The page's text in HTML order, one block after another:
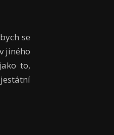
se
jiného
to,